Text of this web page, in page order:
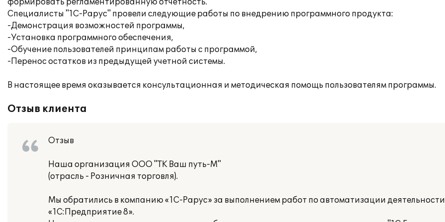
формировать регламентированную отчетность.
Специалисты "1С-Рарус" провели следующие работы по внедрению программного продукта:
-Демонстрация возможностей программы,
-Установка программного обеспечения,
-Обучение пользователей принципам работы с программой,
-Перенос остатков из предыдущей учетной системы.
В настоящее время оказывается консультационная и методическая помощь пользователям программы.
Отзыв клиента
Отзыв
Наша организация ООО "ТК Ваш путь-М"
(отрасль - Розничная торговля).
Мы обратились в компанию «1С-Рарус» за выполнением работ по автоматизации
«1С:Предприятие 8».